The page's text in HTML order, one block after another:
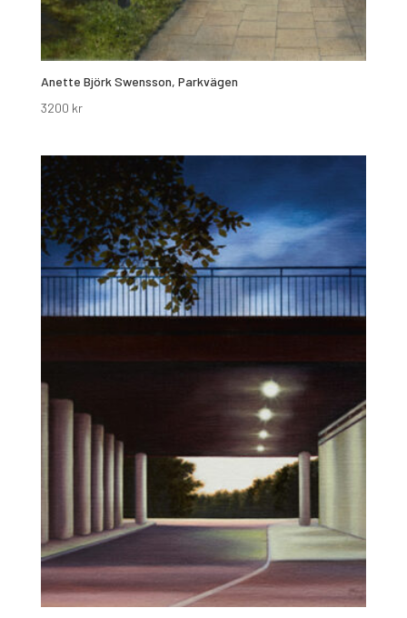
Anette Björk Swensson, Parkvägen
3200 kr